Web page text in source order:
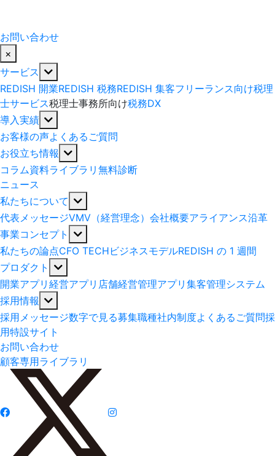
お問い合わせ
×
サービス
REDISH 開業REDISH 税務REDISH 集客フリーランス向け税理
士サービス税理士事務所向け税務DX
導入実績
お客様の声よくあるご質問
お役立ち情報
コラム資料ライブラリ 無料診断
ニュース
私たちについて
代表メッセージVMV（経営理念） 会社概要アライアンス沿革
事業コンセプト
私たちの論点CFO TECH ビジネスモデルREDISH の 1 週間
プロダクト
開業アプリ 経営アプリ 店舗経営管理アプリ 集客管理システム
採用情報
採用メッセージ数字で見る募集職種社内制度よくあるご質問採
用特設サイト
お問い合わせ
顧客専用ライブラリ